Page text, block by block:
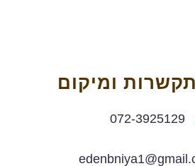
ומיקום
072-3925129